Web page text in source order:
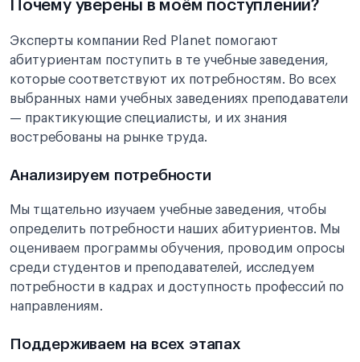
Почему уверены в моём поступлении?
Эксперты компании Red Planet помогают
абитуриентам поступить в те учебные заведения,
которые соответствуют их потребностям. Во всех
выбранных нами учебных заведениях преподаватели
— практикующие специалисты, и их знания
востребованы на рынке труда.
Анализируем потребности
Мы тщательно изучаем учебные заведения, чтобы
определить потребности наших абитуриентов. Мы
оцениваем программы обучения, проводим опросы
среди студентов и преподавателей, исследуем
потребности в кадрах и доступность профессий по
направлениям.
Поддерживаем на всех этапах